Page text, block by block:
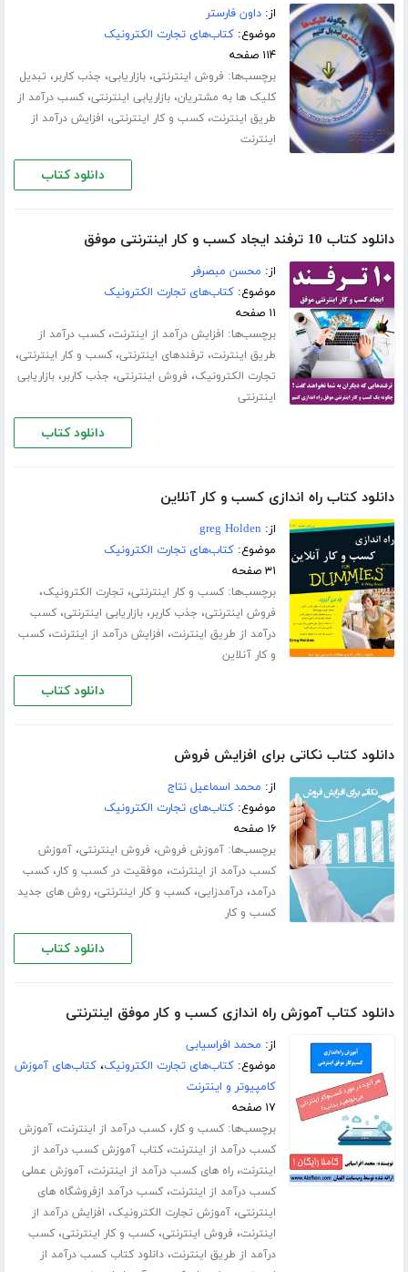
از:داون فارستر
موضوع:کتاب‌های تجارت الکترونیک
۱۱۴ صفحه
برچسب‌ها: فروش اینترنتی،بازاریابی، جذب کاربر، تبدیل
کلیک ها به مشتریان،بازاریابی اینترنتی،کسب درآمد از
طریق اینترنت،کسب و کار اینترنتی، افزایش درآمد از
اینترنت
دانلود کتاب
دانلود کتاب 10 ترفند ایجاد کسب و کار اینترنتی موفق
از: محسن مبصرفر
موضوع:کتاب‌های تجارت الکترونیک
۱۱ صفحه
برچسب‌ها: افزایش درآمد از اینترنت،کسب درآمد از
طریق اینترنت، ترفندهای اینترنتی،کسب و کار اینترنتی،
تجارت الکترونیک، فروش اینترنتی، جذب کاربر،بازاریابی
اینترنتی
دانلود کتاب
دانلود کتاب راه اندازی کسب و کار آنلاین
از: greg Holden
موضوع:کتاب‌های تجارت الکترونیک
۳۱ صفحه
برچسب‌ها:کسب و کار اینترنتی، تجارت الکترونیک،
فروش اینترنتی، جذب کاربر،بازاریابی اینترنتی،کسب
درآمد از طریق اینترنت، افزایش درآمد از اینترنت،کسب
و کار آنلاین
دانلود کتاب
دانلود کتاب نکاتی برای افزایش فروش
از: محمد اسماعیل نتاج
موضوع:کتاب‌های تجارت الکترونیک
۱۶ صفحه
برچسب‌ها:آموزش فروش، فروش اینترنتی،آموزش
کسب درآمد از اینترنت، موفقیت در کسب و کار،کسب
درآمد،درآمدزایی،کسب و کار اینترنتی،روش های جدید
کسب و کار
دانلود کتاب
دانلود کتاب آموزش راه اندازی کسب و کار موفق اینترنتی
از: محمد افراسیابی
موضوع:کتاب‌های تجارت الکترونیک،کتاب‌های آموزش
کامپیوتر و اینترنت
۱۷ صفحه
برچسب‌ها:کسب و کار،کسب درآمد از اینترنت،آموزش
کسب درآمد از اینترنت،کتاب آموزش کسب درآمد از
اینترنت،راه های کسب درآمد از اینترنت،آموزش عملی
کسب درآمد از اینترنت،کسب درآمد ازفروشگاه های
اینترنتی،آموزش تجارت الکترونیک، افزایش درآمد از
اینترنت، فروش اینترنتی،کسب و کار اینترنتی،کسب
درآمد از طریق اینترنت،دانلود کتاب کسب درآمد از